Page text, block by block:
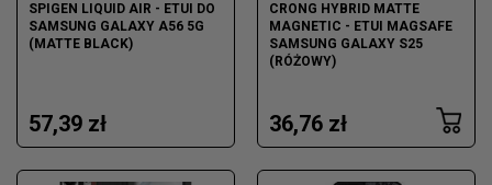
SPIGEN LIQUID AIR - ETUI DO
SAMSUNG GALAXY A56 5G
(MATTE BLACK)
57,39 zł
CRONG HYBRID MATTE
MAGNETIC - ETUI MAGSAFE
SAMSUNG GALAXY S25
(RÓŻOWY)
36,76 zł